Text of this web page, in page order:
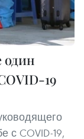
один
19
с COVID-19,